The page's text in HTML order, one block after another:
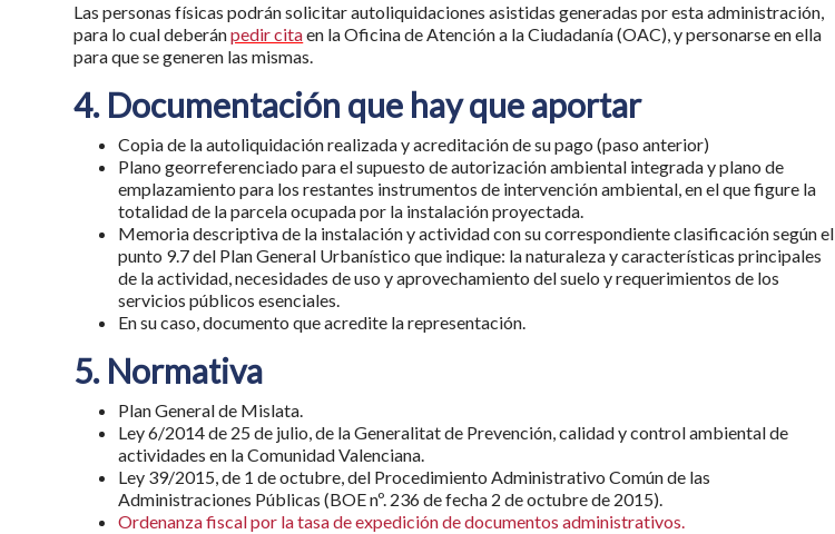
Las personas físicas podrán solicitar autoliquidaciones asistidas generadas por esta administración,
para lo cual deberánpedir citaen la Oficina de Atención a la Ciudadanía (OAC), y personarse en ella
para que se generen las mismas.
4. Documentación que hay que aportar
Copia de la autoliquidación realizada y acreditación de su pago (paso anterior)
Plano georreferenciado para el supuesto de autorización ambiental integrada y plano de
emplazamiento para los restantes instrumentos de intervención ambiental, en el que figure la
totalidad de la parcela ocupada por la instalación proyectada.
Memoria descriptiva de la instalación y actividad con su correspondiente clasificación según el
punto 9.7 del Plan General Urbanístico que indique: la naturaleza y características principales
de la actividad, necesidades de uso y aprovechamiento del suelo y requerimientos de los
servicios públicos esenciales.
En su caso, documento que acredite la representación.
5. Normativa
Plan General de Mislata.
Ley 6/2014 de 25 de julio, de la Generalitat de Prevención, calidad y control ambiental de
actividades en la Comunidad Valenciana.
Ley 39/2015, de 1 de octubre, del Procedimiento Administrativo Común de las
Administraciones Públicas (BOE nº. 236 de fecha 2 de octubre de 2015).
Ordenanza fiscal por la tasa de expedición de documentos administrativos.